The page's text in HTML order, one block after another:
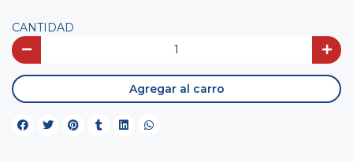
CANTIDAD
Agregar al carro